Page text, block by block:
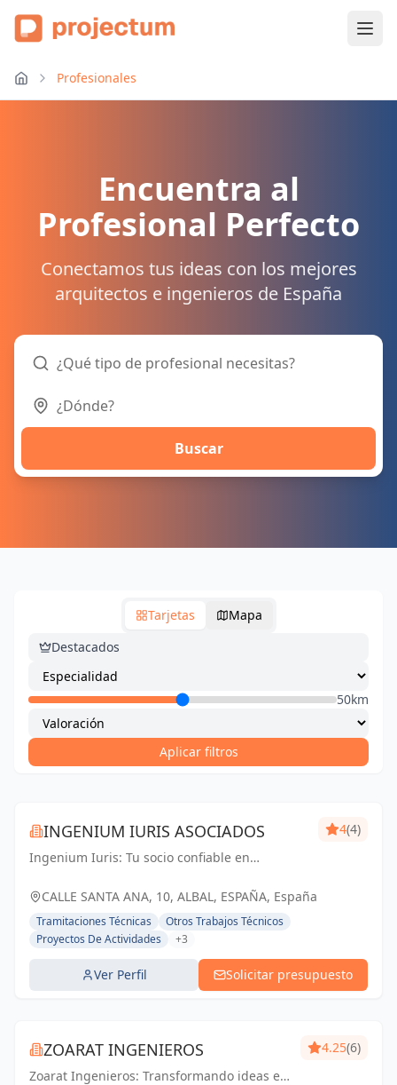
Profesionales
Encuentra al
Profesional Perfecto
Conectamos tus ideas con los mejores
arquitectos e ingenieros de España
Buscar
Tarjetas
Mapa
Destacados
50km
Aplicar filtros
INGENIUM IURIS ASOCIADOS
Ingenium Iuris: Tu socio confiable en
Soluciones profesionales para proyectos
4(4)
CALLE SANTA ANA, 10, ALBAL, ESPAÑA, España
Tramitaciones Técnicas
Otros Trabajos Técnicos
Proyectos De Actividades
+3
Ver Perfil Solicitar presupuesto
ZOARAT INGENIEROS
Zoarat Ingenieros: Transformando ideas en
4.25(6)